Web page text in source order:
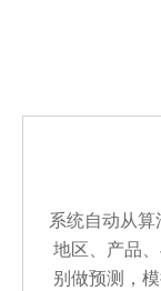
系统自动从算
地区、产品
别做预测，